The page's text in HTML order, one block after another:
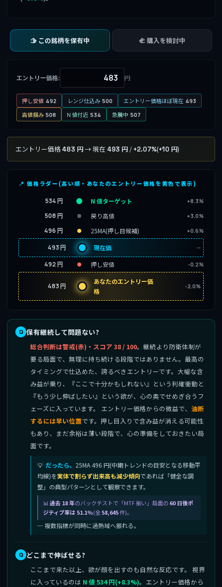
🫱 この銘柄を保有中 🫲 購入を検討中
エントリー価格: 円
押し安値 492 レンジ仕込み 500 エントリー価格ほぼ現在 493
高値掴み 508 N 値付近 534 急騰中 507
エントリー価格 483 円→ 現在 493 円 / +2.07%(+10 円)
📍 価格ラダー(高い順・あなたのエントリー価格を黄色で表示)
534 円 N 値ターゲット +8.3%
508 円 戻り高値 +3.0%
496 円 25MA(押し目候補) +0.6%
493 円 現在価 ─
492 円 押し安値 -0.2%
483 円
あなたのエントリー価
格
-2.0%
保有継続して問題ない?
総合判断は警戒(赤)・スコア 38 / 100。継続より防衛体制が
要る局面で、無理に持ち続ける段階ではありません。最高の
タイミングで仕込めた、誇るべきエントリーです。大幅な含
み益が乗り、『ここで十分かもしれない』という利確衝動と
『もう少し伸ばしたい』という欲が、心の奥でせめぎ合うフ
ェーズに入っています。 エントリー価格からの微益で、 油断
するには早い位置です。押し目入りで含み益が消える可能性
もあり、まだ余裕は薄い段階で、心の準備をしておきたい局
面です。
だったら、 25MA 496 円(中期トレンドの目安となる移動平
均線)を実体で割らず出来高も減少傾向であれば「健全な調
整」の典型パターンとして観察できます。
過去 18 年のバックテストで「MTF 揃い」局面の 60 日後ポ
ジティブ率は 51.1%(全58,645件)。
─ 複数指標が同時に過熱域へ振れる。
どこまで伸ばせる?
ここまで来た以上、欲が顔を出すのも自然な反応です。 視界
に入っているのは N 値 534 円(+8.3%)。エントリー価格から